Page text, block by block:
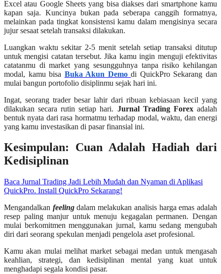
Excel atau Google Sheets yang bisa diakses dari smartphone kamu
kapan saja. Kuncinya bukan pada seberapa canggih formatnya,
melainkan pada tingkat konsistensi kamu dalam mengisinya secara
jujur sesaat setelah transaksi dilakukan.
Luangkan waktu sekitar 2-5 menit setelah setiap transaksi ditutup
untuk mengisi catatan tersebut. Jika kamu ingin menguji efektivitas
catatanmu di market yang sesungguhnya tanpa risiko kehilangan
modal, kamu bisa Buka Akun Demodi QuickPro Sekarang dan
mulai bangun portofolio disiplinmu sejak hari ini.
Ingat, seorang trader besar lahir dari ribuan kebiasaan kecil yang
dilakukan secara rutin setiap hari. Jurnal Trading Forex adalah
bentuk nyata dari rasa hormatmu terhadap modal, waktu, dan energi
yang kamu investasikan di pasar finansial ini.
Kesimpulan: Cuan Adalah Hadiah dari
Kedisiplinan
Baca Jurnal Trading Jadi Lebih Mudah dan Nyaman di Aplikasi
QuickPro. Install QuickPro Sekarang!
Mengandalkan feeling dalam melakukan analisis harga emas adalah
resep paling manjur untuk menuju kegagalan permanen. Dengan
mulai berkomitmen menggunakan jurnal, kamu sedang mengubah
diri dari seorang spekulan menjadi pengelola aset profesional.
Kamu akan mulai melihat market sebagai medan untuk mengasah
keahlian, strategi, dan kedisiplinan mental yang kuat untuk
menghadapi segala kondisi pasar.